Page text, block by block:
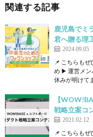
関連する記事
鹿児島でミ
君へ贈る理
2024.09.05
📌 こちらも
め ▶ 運営メン
休みが明けて
【
戦略立案コ
2021.02.12
📌 こちらも